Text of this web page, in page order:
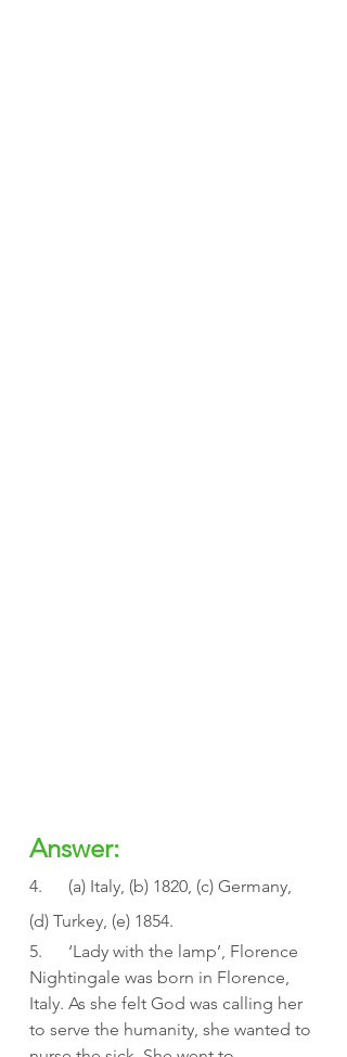
Answer:
4.      (a) Italy, (b) 1820, (c) Germany,
(d) Turkey, (e) 1854.
5.      ‘Lady with the lamp’, Florence
Nightingale was born in Florence,
Italy. As she felt God was calling her
to serve the humanity, she wanted to